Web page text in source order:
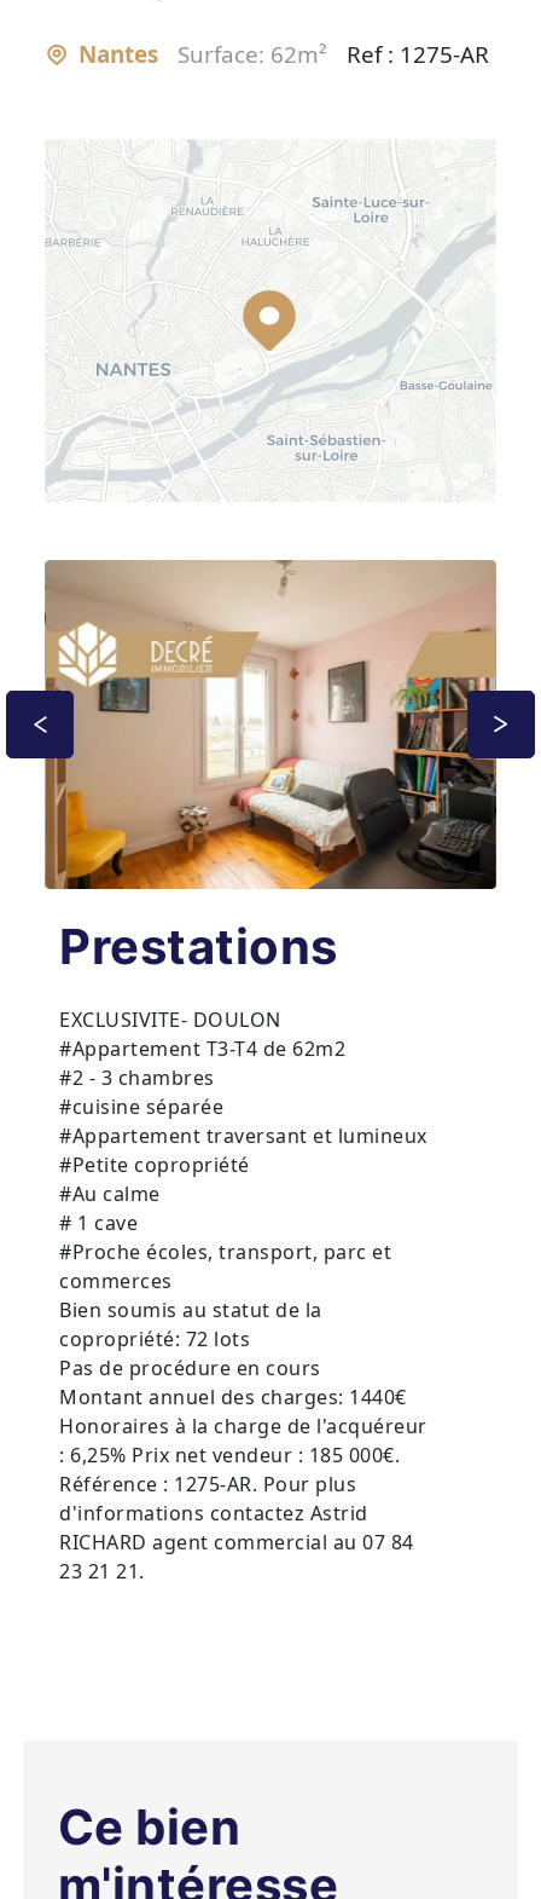
Nantes Surface: 62m² Ref : 1275-AR
Prestations
EXCLUSIVITE- DOULON
#Appartement T3-T4 de 62m2
#2 - 3 chambres
#cuisine séparée
#Appartement traversant et lumineux
#Petite copropriété
#Au calme
# 1 cave
#Proche écoles, transport, parc et
commerces
Bien soumis au statut de la
copropriété: 72 lots
Pas de procédure en cours
Montant annuel des charges: 1440€
Honoraires à la charge de l'acquéreur
: 6,25% Prix net vendeur : 185 000€.
Référence : 1275-AR. Pour plus
d'informations contactez Astrid
RICHARD agent commercial au 07 84
23 21 21.
Ce bien
m'intéresse